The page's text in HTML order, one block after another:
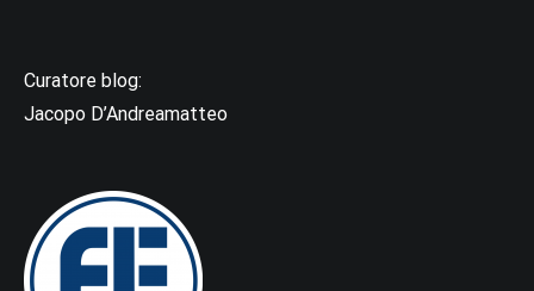
Curatore blog:
Jacopo D’Andreamatteo